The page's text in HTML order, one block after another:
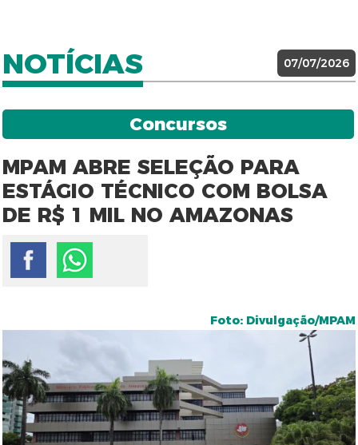
NOTÍCIAS 07/07/2026
Concursos
MPAM ABRE SELEÇÃO PARA
ESTÁGIO TÉCNICO COM BOLSA
DE R$ 1 MIL NO AMAZONAS
Foto: Divulgação/MPAM